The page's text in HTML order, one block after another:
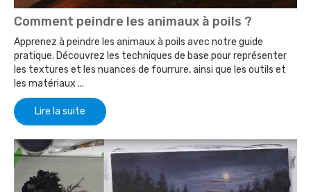
Comment peindre les animaux à poils ?
Apprenez à peindre les animaux à poils avec notre guide
pratique. Découvrez les techniques de base pour représenter
les textures et les nuances de fourrure, ainsi que les outils et
les matériaux ...
Lire la suite